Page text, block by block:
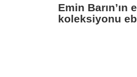
Emin Barın’ın
koleksiyonu